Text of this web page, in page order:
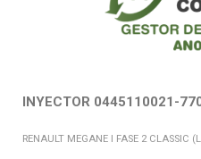
INYECTOR 0445110021-
RENAULT MEGANE I FASE 2 CLASSIC